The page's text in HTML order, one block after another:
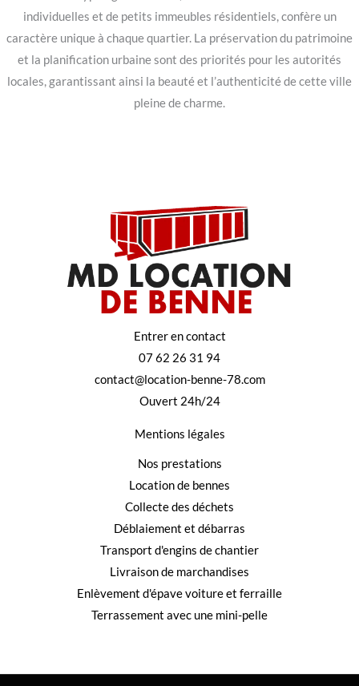
individuelles et de petits immeubles résidentiels, confère un
caractère unique à chaque quartier. La préservation du patrimoine
et la planification urbaine sont des priorités pour les autorités
locales, garantissant ainsi la beauté et l’authenticité de cette ville
pleine de charme.
Entrer en contact
07 62 26 31 94
contact@location-benne-78.com
Ouvert 24h/24
Mentions légales
Nos prestations
Location de bennes
Collecte des déchets
Déblaiement et débarras
Transport d'engins de chantier
Livraison de marchandises
Enlèvement d'épave voiture et ferraille
Terrassement avec une mini-pelle